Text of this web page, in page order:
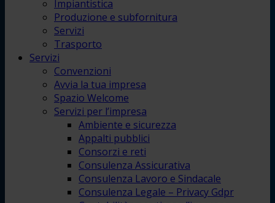
Impiantistica
Produzione e subfornitura
Servizi
Trasporto
Servizi
Convenzioni
Avvia la tua impresa
Spazio Welcome
Servizi per l’impresa
Ambiente e sicurezza
Appalti pubblici
Consorzi e reti
Consulenza Assicurativa
Consulenza Lavoro e Sindacale
Consulenza Legale – Privacy Gdpr